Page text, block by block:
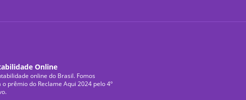
Online
online do Brasil. Fomos
prêmio do Reclame Aqui 2024 pelo 4º